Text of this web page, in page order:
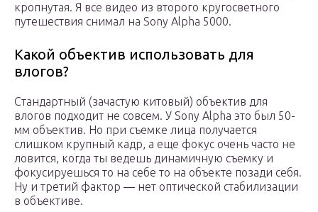
кропнутая. Я все видео из второго кругосветного
путешествия снимал на Sony Alpha 5000.
Какой объектив использовать для
влогов?
Стандартный (зачастую китовый) объектив для
влогов подходит не совсем. У Sony Alpha это был 50-
мм объектив. Но при съемке лица получается
слишком крупный кадр, а еще фокус очень часто не
ловится, когда ты ведешь динамичную съемку и
фокусируешься то на себе то на объекте позади себя.
Ну и третий фактор — нет оптической стабилизации
в объективе.